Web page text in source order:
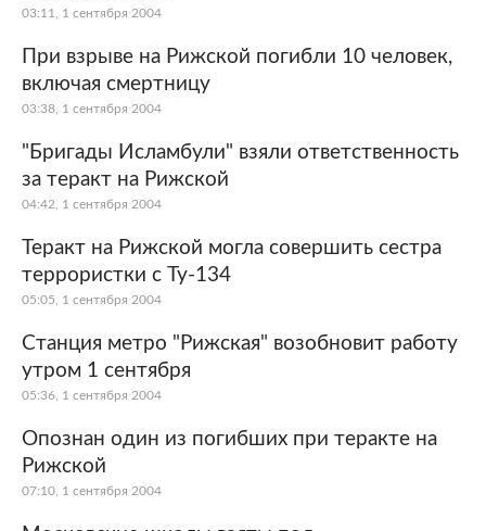
03:11, 1 сентября 2004
При взрыве на Рижской погибли 10 человек,
включая смертницу
03:38, 1 сентября 2004
"Бригады Исламбули" взяли ответственность
за теракт на Рижской
04:42, 1 сентября 2004
Теракт на Рижской могла совершить сестра
террористки с Ту-134
05:05, 1 сентября 2004
Станция метро "Рижская" возобновит работу
утром 1 сентября
05:36, 1 сентября 2004
Опознан один из погибших при теракте на
Рижской
07:10, 1 сентября 2004